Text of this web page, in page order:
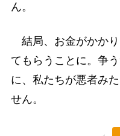
ん。
結局、お金がかか
てもらうことに。争
に、私たちが悪者み
せん。